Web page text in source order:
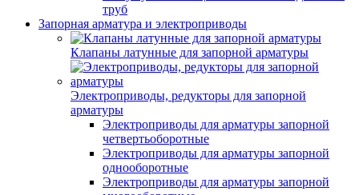
труб
Запорная арматура и электроприводы
Клапаны латунные для запорной арматуры
Электроприводы, редукторы для запорной
арматуры
Электроприводы для арматуры запорной
четвертьоборотные
Электроприводы для арматуры запорной
однооборотные
Электроприводы для арматуры запорной